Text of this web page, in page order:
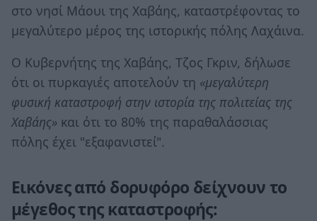
στο νησί Μάουι της Χαβάης, καταστρέφοντας το
μεγαλύτερο μέρος της ιστορικής πόλης Λαχάινα.
Ο Κυβερνήτης της Χαβάης, Τζος Γκριν, δήλωσε
ότι οι πυρκαγιές αποτελούν τη «μεγαλύτερη
φυσική καταστροφή στην ιστορία της πολιτείας της
Χαβάης» και ότι το 80% της παραθαλάσσιας
πόλης έχει "εξαφανιστεί".
Εικόνες από δορυφόρο δείχνουν το
μέγεθος της καταστροφής: